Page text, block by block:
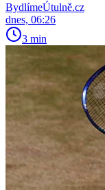
BydlímeÚtulně.cz
dnes, 06:26
3 min